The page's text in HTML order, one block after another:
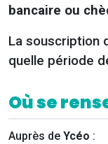
bancaire ou
La souscription
quelle période
Où se
Auprès de Ycéo :